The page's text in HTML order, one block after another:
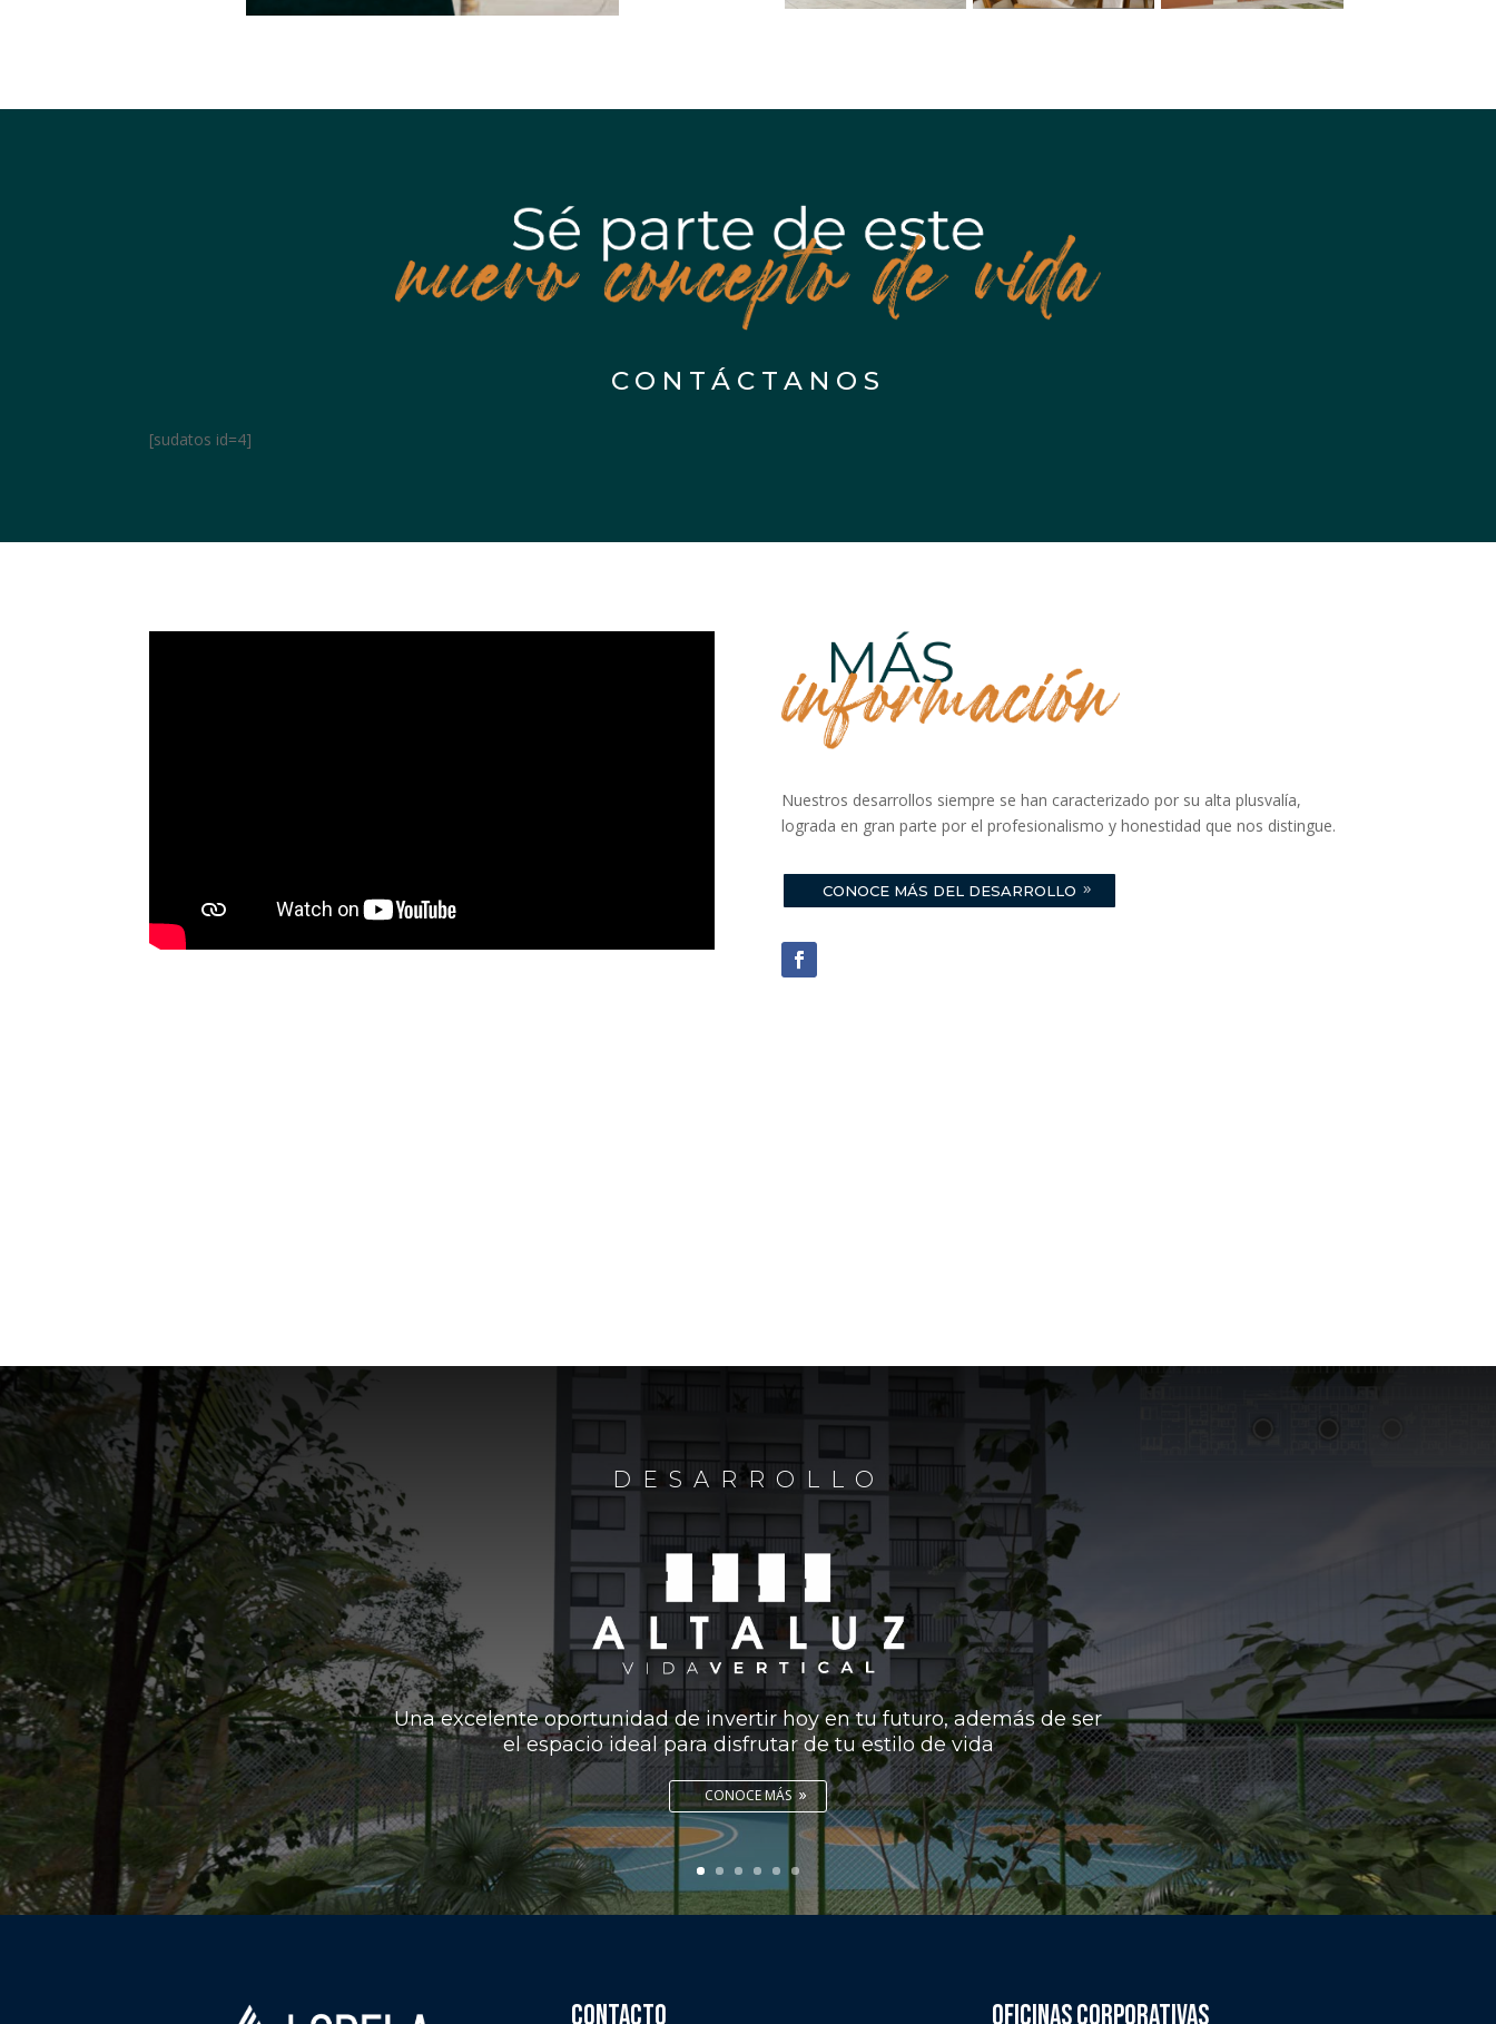
CONTÁCTANOS
[sudatos id=4]
Nuestros desarrollos siempre se han caracterizado por su alta plusvalía,
lograda en gran parte por el profesionalismo y honestidad que nos distingue.
CONOCE MÁS DEL DESARROLLO
DESARROLLO
Una excelente oportunidad de invertir hoy en tu futuro, además de ser
el espacio ideal para disfrutar de tu estilo de vida
CONOCE MÁS
CONTACTO oFICINAS CORPORATIVAS